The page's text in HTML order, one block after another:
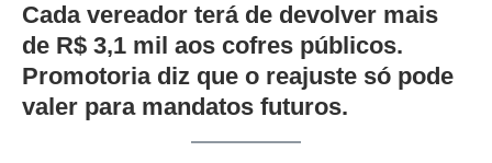
Cada vereador terá de devolver mais
de R$ 3,1 mil aos cofres públicos.
Promotoria diz que o reajuste só pode
valer para mandatos futuros.